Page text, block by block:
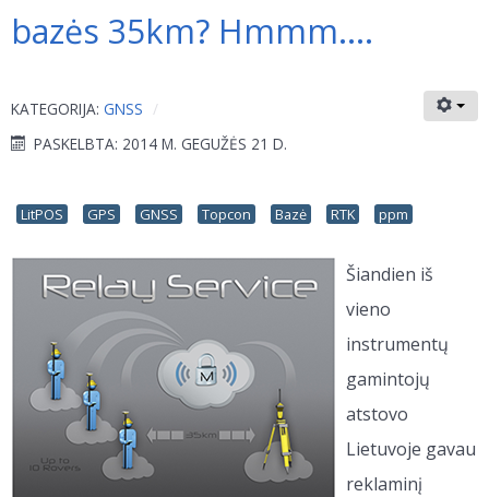
bazės 35km? Hmmm....
KATEGORIJA: GNSS
PASKELBTA: 2014 M. GEGUŽĖS 21 D.
LitPOS GPS GNSS Topcon Bazė RTK ppm
Šiandien iš
vieno
instrumentų
gamintojų
atstovo
Lietuvoje gavau
reklaminį